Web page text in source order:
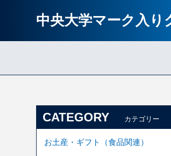
中央大学マーク入り
CATEGORY カテゴリー
お土産・ギフト（食品関連）